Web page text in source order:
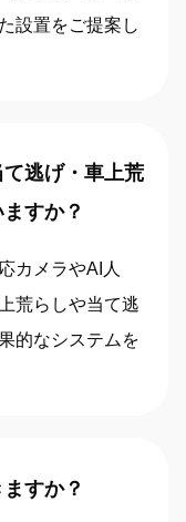
設置をご提案し
逃げ・車上荒
すか？
カメラやAI人
荒らしや当て逃
的なシステムを
すか？